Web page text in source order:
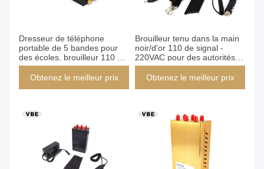
Dresseur de téléphone
portable de 5 bandes pour
des écoles, brouilleur 110 de
réseau de Wifi - alimentation
de l'énergie 220VAC
Obtenez le meilleur prix
Brouilleur tenu dans la main
noir/d'or 110 de signal -
220VAC pour des autorités
policières
Obtenez le meilleur prix